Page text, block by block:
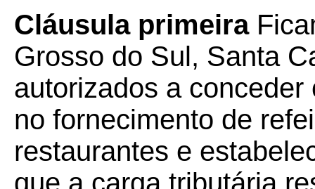
Cláusula primeira
Grosso do Sul, Santa
autorizados a
no fornecimento de
restaurantes e
que a carga tributária